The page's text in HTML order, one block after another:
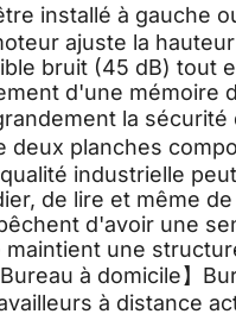
installé à gauche
ajuste la hauteur
bruit (45 dB) tout
d'une mémoire
la
deux planches
industrielle
de lire et même
d'avoir une
une
à domicile】
à distance